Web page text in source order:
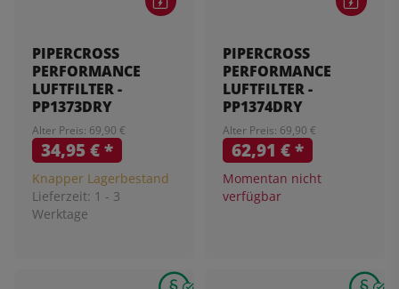
PIPERCROSS
PERFORMANCE
LUFTFILTER -
PP1373DRY
Alter Preis: 69,90 €
34,95 €*
Knapper Lagerbestand
Lieferzeit: 1 - 3
Werktage
PIPERCROSS
PERFORMANCE
LUFTFILTER -
PP1374DRY
Alter Preis: 69,90 €
62,91 €*
Momentan nicht
verfügbar